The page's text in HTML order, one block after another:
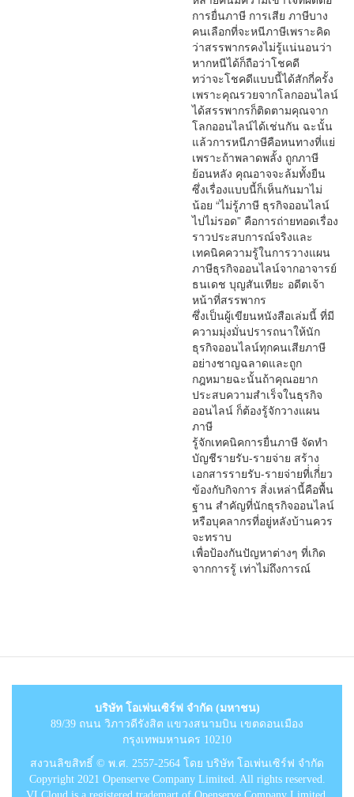
การยื่นภาษี การเสีย ภาษีบาง
คนเลือกที่จะหนีภาษีเพราะคิด
ว่าสรรพากรคงไม่รู้แน่นอนว่า
หากหนีได้ก็ถือว่าโชคดี
ทว่าจะโชคดีแบบนี้ได้สักกี่ครั้ง
เพราะคุณรวยจากโลกออนไลน์
ได้สรรพากรก็ติดตามคุณจาก
โลกออนไลน์ได้เช่นกัน ฉะนั้น
แล้วการหนีภาษีคือหนทางที่แย่
เพราะถ้าพลาดพลั้ง ถูกภาษี
ย้อนหลัง คุณอาจจะล้มทั้งยืน
ซึ่งเรื่องแบบนี้ก็เห็นกันมาไม่
น้อย “ไม่รู้ภาษี ธุรกิจออนไลน์
ไปไม่รอด” คือการถ่ายทอดเรื่อง
ราวประสบการณ์จริงและ
เทคนิคความรู้ในการวางแผน
ภาษีธุรกิจออนไลน์จากอาจารย์
ธนเดช บุญสันเทียะ อดีตเจ้า
หน้าที่สรรพากร
ซึ่งเป็นผู้เขียนหนังสือเล่มนี้ ที่มี
ความมุ่งมั่นปรารถนาให้นัก
ธุรกิจออนไลน์ทุกคนเสียภาษี
อย่างชาญฉลาดและถูก
กฎหมายฉะนั้นถ้าคุณอยาก
ประสบความสำเร็จในธุรกิจ
ออนไลน์ ก็ต้องรู้จักวางแผน
ภาษี
รู้จักเทคนิคการยื่นภาษี จัดทำ
บัญชีรายรับ-รายจ่าย สร้าง
เอกสารรายรับ-รายจ่ายที่่เกี่่ยว
ข้องกับกิจการ สิ่งเหล่านี้คือพื้น
ฐาน สำคัญที่นักธุรกิจออนไลน์
หรือบุคลากรที่อยู่หลังบ้านควร
จะทราบ
เพื่อป้องกันปัญหาต่างๆ ที่เกิด
จากการรู้ เท่าไม่ถึงการณ์
บริษัท โอเพ่นเซิร์ฟ จำกัด (มหาชน)
89/39 ถนน วิภาวดีรังสิต แขวงสนามบิน เขตดอนเมือง
กรุงเทพมหานคร 10210
สงวนลิขสิทธิ์ © พ.ศ. 2557-2564 โดย บริษัท โอเพ่นเซิร์ฟ จำกัด
Copyright 2021 Openserve Company Limited. All rights reserved.